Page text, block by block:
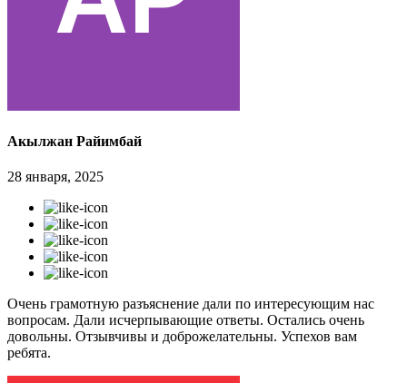
Акылжан Райимбай
28 января, 2025
Очень грамотную разъяснение дали по интересующим нас
вопросам. Дали исчерпывающие ответы. Остались очень
довольны. Отзывчивы и доброжелательны. Успехов вам
ребята.